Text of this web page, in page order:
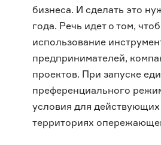
бизнеса. И сделать это
года. Речь идет о том,
использование
предпринимателей,
проектов. При запуске
преференциального
условия для
территориях